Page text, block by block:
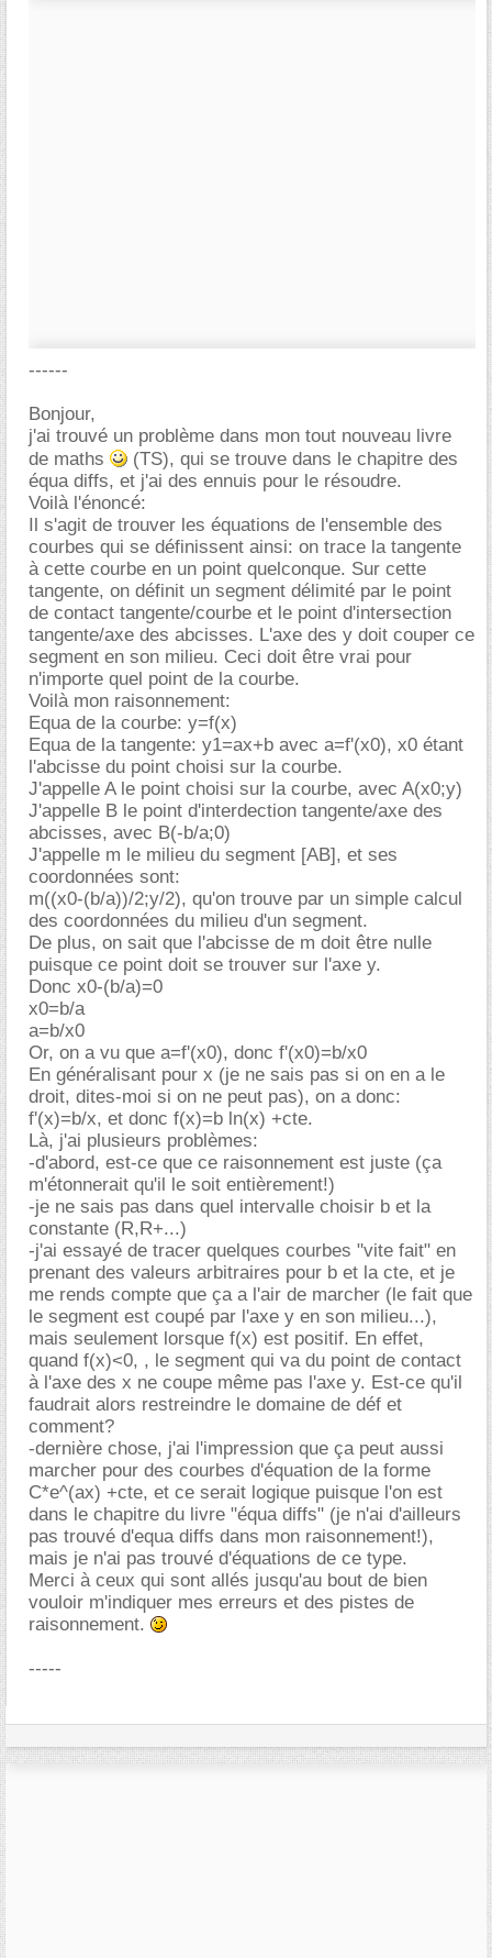
------
Bonjour,
j'ai trouvé un problème dans mon tout nouveau livre
de maths
(TS), qui se trouve dans le chapitre des
équa diffs, et j'ai des ennuis pour le résoudre.
Voilà l'énoncé:
Il s'agit de trouver les équations de l'ensemble des
courbes qui se définissent ainsi: on trace la tangente
à cette courbe en un point quelconque. Sur cette
tangente, on définit un segment délimité par le point
de contact tangente/courbe et le point d'intersection
tangente/axe des abcisses. L'axe des y doit couper ce
segment en son milieu. Ceci doit être vrai pour
n'importe quel point de la courbe.
Voilà mon raisonnement:
Equa de la courbe: y=f(x)
Equa de la tangente: y1=ax+b avec a=f'(x0), x0 étant
l'abcisse du point choisi sur la courbe.
J'appelle A le point choisi sur la courbe, avec A(x0;y)
J'appelle B le point d'interdection tangente/axe des
abcisses, avec B(-b/a;0)
J'appelle m le milieu du segment [AB], et ses
coordonnées sont:
m((x0-(b/a))/2;y/2), qu'on trouve par un simple calcul
des coordonnées du milieu d'un segment.
De plus, on sait que l'abcisse de m doit être nulle
puisque ce point doit se trouver sur l'axe y.
Donc x0-(b/a)=0
x0=b/a
a=b/x0
Or, on a vu que a=f'(x0), donc f'(x0)=b/x0
En généralisant pour x (je ne sais pas si on en a le
droit, dites-moi si on ne peut pas), on a donc:
f'(x)=b/x, et donc f(x)=b ln(x) +cte.
Là, j'ai plusieurs problèmes:
-d'abord, est-ce que ce raisonnement est juste (ça
m'étonnerait qu'il le soit entièrement!)
-je ne sais pas dans quel intervalle choisir b et la
constante (R,R+...)
-j'ai essayé de tracer quelques courbes "vite fait" en
prenant des valeurs arbitraires pour b et la cte, et je
me rends compte que ça a l'air de marcher (le fait que
le segment est coupé par l'axe y en son milieu...),
mais seulement lorsque f(x) est positif. En effet,
quand f(x)<0, , le segment qui va du point de contact
à l'axe des x ne coupe même pas l'axe y. Est-ce qu'il
faudrait alors restreindre le domaine de déf et
comment?
-dernière chose, j'ai l'impression que ça peut aussi
marcher pour des courbes d'équation de la forme
C*e^(ax) +cte, et ce serait logique puisque l'on est
dans le chapitre du livre "équa diffs" (je n'ai d'ailleurs
pas trouvé d'equa diffs dans mon raisonnement!),
mais je n'ai pas trouvé d'équations de ce type.
Merci à ceux qui sont allés jusqu'au bout de bien
vouloir m'indiquer mes erreurs et des pistes de
raisonnement.
-----